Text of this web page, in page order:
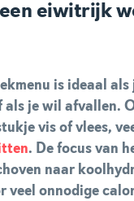
eiwitrijk
is ideaal als
als je wil afvallen.
vis of vlees,
. De focus van
naar
veel onnodige